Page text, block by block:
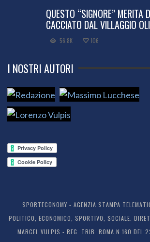
QUESTO “SIGNORE” MERITA
CACCIATO DAL VILLAGGIO
56.8K 106
I NOSTRI AUTORI
SPORTECONOMY - AGENZIA STAMPA
POLITICO, ECONOMICO, SPORTIVO, SOCIALE.
MARCEL VULPIS - REG. TRIB. ROMA N.160